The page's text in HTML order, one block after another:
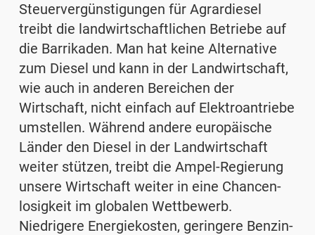
Steuervergünstigungen für Agrardiesel
treibt die landwirt­schaftlichen Betriebe auf
die Barrikaden. Man hat keine Alternative
zum Diesel und kann in der Landwirtschaft,
wie auch in anderen Bereichen der
Wirtschaft, nicht einfach auf Elektro­antriebe
umstellen. Während andere europäische
Länder den Diesel in der Landwirtschaft
weiter stützen, treibt die Ampel-Regierung
unsere Wirtschaft weiter in eine Chancen­
losigkeit im globalen Wettbewerb.
Niedrigere Energiekosten, geringere Benzin-